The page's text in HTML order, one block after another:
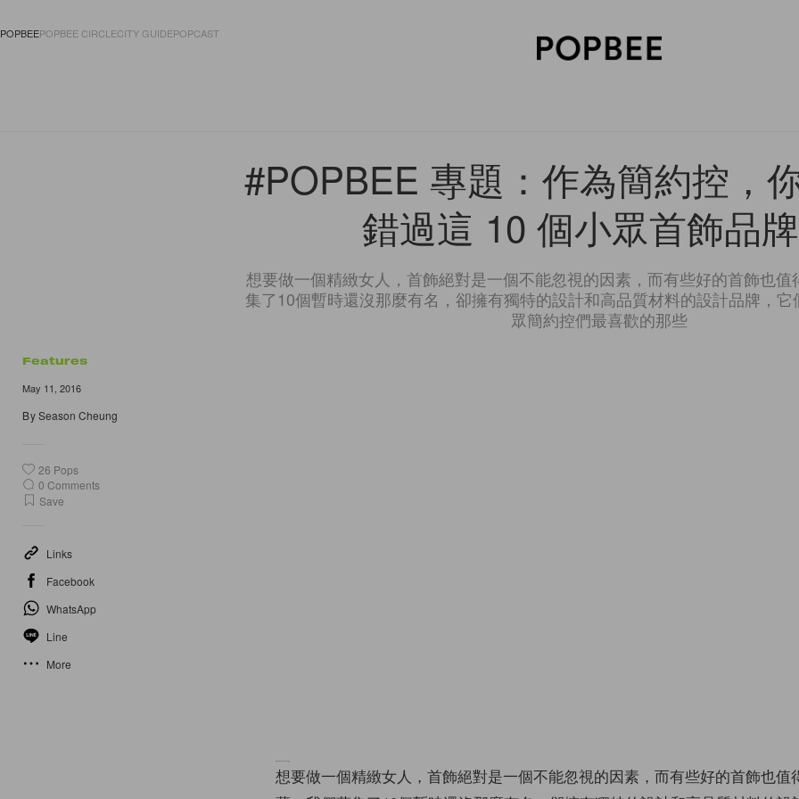
POPBEEPOPBEE CIRCLECITY GUIDEPOPCAST
#POPBEE 專題：作為簡約控，
錯過這 10 個小眾首飾品牌
想要做一個精緻女人，首飾絕對是一個不能忽視的因素，而有些好的首飾也
集了10個暫時還沒那麼有名，卻擁有獨特的設計和高品質材料的設計品牌，
眾簡約控們最喜歡的那些
Features
May 11, 2016
BySeason Cheung
26 Pops
0 Comments
Save
Links
Facebook
WhatsApp
Line
More
想要做一個精緻女人，首飾絕對是一個不能忽視的因素，而有些好的首飾也值